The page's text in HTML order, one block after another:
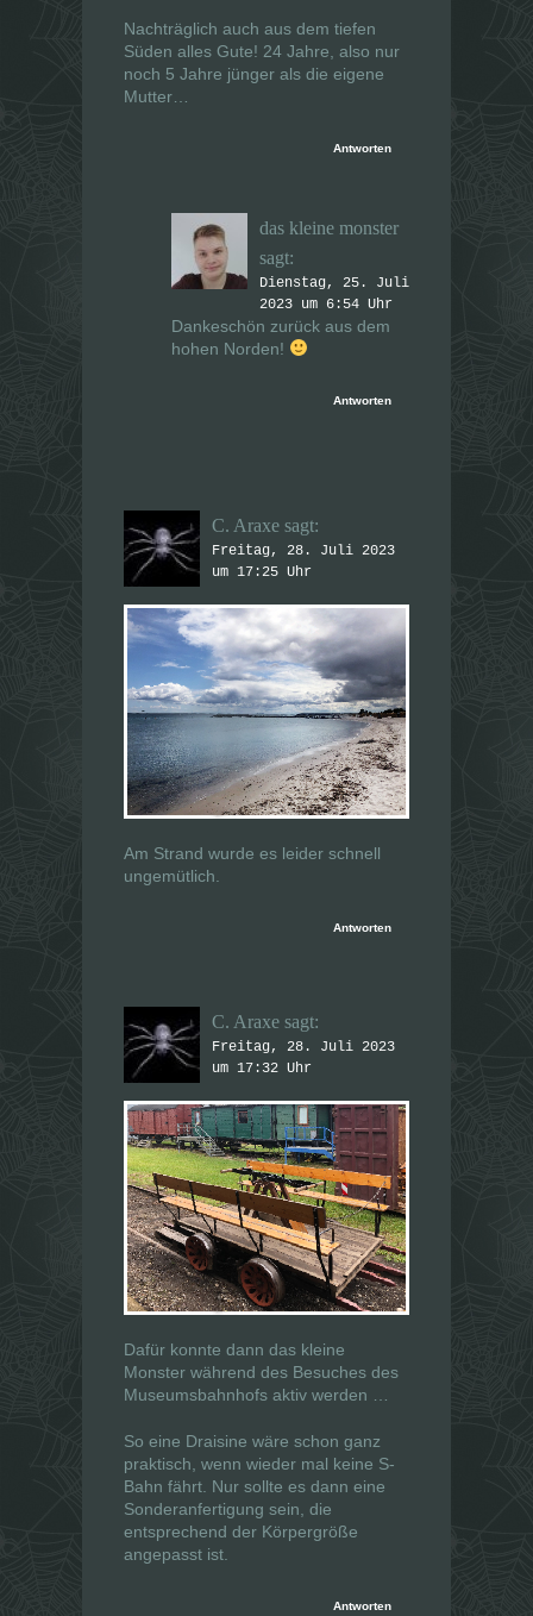
Nachträglich auch aus dem tiefen
Süden alles Gute! 24 Jahre, also nur
noch 5 Jahre jünger als die eigene
Mutter…
Antworten
das kleine monster
sagt:
Dienstag, 25. Juli
2023 um 6:54 Uhr
Dankeschön zurück aus dem
hohen Norden!
Antworten
C. Araxe sagt:
Freitag, 28. Juli 2023
um 17:25 Uhr
Am Strand wurde es leider schnell
ungemütlich.
Antworten
C. Araxe sagt:
Freitag, 28. Juli 2023
um 17:32 Uhr
Dafür konnte dann das kleine
Monster während des Besuches des
Museumsbahnhofs aktiv werden …
So eine Draisine wäre schon ganz
praktisch, wenn wieder mal keine S-
Bahn fährt. Nur sollte es dann eine
Sonderanfertigung sein, die
entsprechend der Körpergröße
angepasst ist.
Antworten